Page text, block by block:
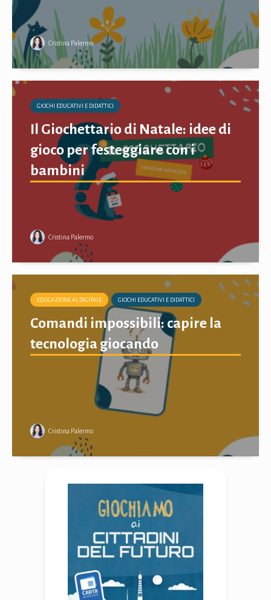
Cristina Palermo
GIOCHI EDUCATIVI E DIDATTICI
Il Giochettario di Natale: idee di
gioco per festeggiare con i
bambini
Cristina Palermo
EDUCAZIONE AL DIGITALE GIOCHI EDUCATIVI E DIDATTICI
Comandi impossibili: capire la
tecnologia giocando
Cristina Palermo